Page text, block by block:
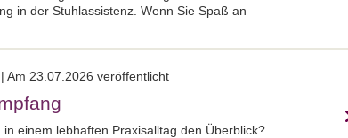
in der Stuhlassistenz. Wenn Sie Spaß an
Am 23.07.2026 veröffentlicht
einem lebhaften Praxisalltag den Überblick?